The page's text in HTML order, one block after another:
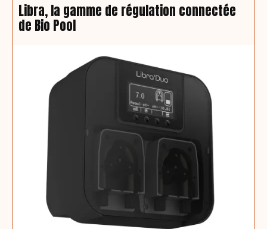
Libra, la gamme de régulation connectée
de Bio Pool